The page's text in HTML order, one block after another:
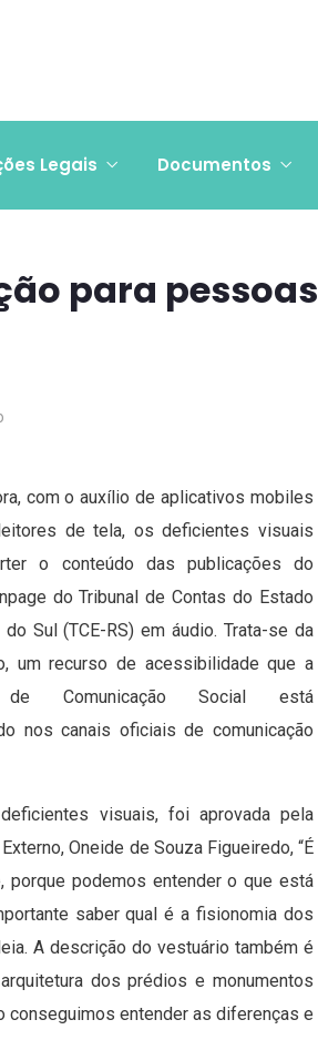
Legais Documentos
para pessoas
com o auxílio de aplicativos mobiles
de tela, os deficientes visuais
o conteúdo das publicações do
do Tribunal de Contas do Estado
Sul (TCE-RS) em áudio. Trata-se da
um recurso de acessibilidade que a
de Comunicação Social está
nos canais oficiais de comunicação
visuais, foi aprovada pela
Oneide de Souza Figueiredo, “É
porque podemos entender o que está
saber qual é a fisionomia dos
A descrição do vestuário também é
dos prédios e monumentos
conseguimos entender as diferenças e